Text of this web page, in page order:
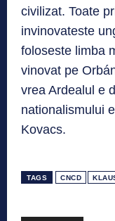
civilizat. Toate
invinovateste
foloseste limba
vinovat pe
vrea Ardealul e
nationalismului
Kovacs.
TAGS CNCD